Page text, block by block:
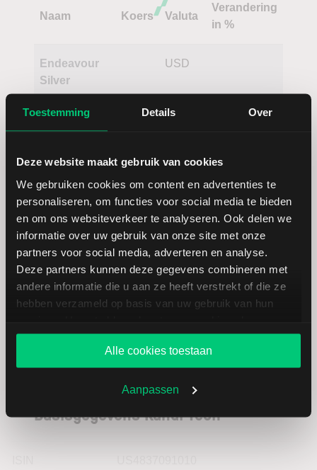
Toestemming Details Over
Deze website maakt gebruik van cookies
We gebruiken cookies om content en advertenties te
personaliseren, om functies voor social media te bieden
en om ons websiteverkeer te analyseren. Ook delen we
informatie over uw gebruik van onze site met onze
partners voor social media, adverteren en analyse.
Deze partners kunnen deze gegevens combineren met
andere informatie die u aan ze heeft verstrekt of die ze
hebben verzameld op basis van uw gebruik van hun
website blijft gebruiken.
Alle cookies toestaan
Aanpassen
Naam Koers Valuta
Verandering
in %
Endeavour
Silver
USD
Gogo USD
Barclays
GBP
Lakeland
Industries
USD
NOV USD
Basisgegevens Kandi Tech